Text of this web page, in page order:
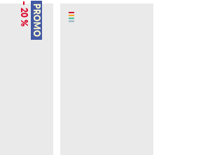
PROMO
– 20 %